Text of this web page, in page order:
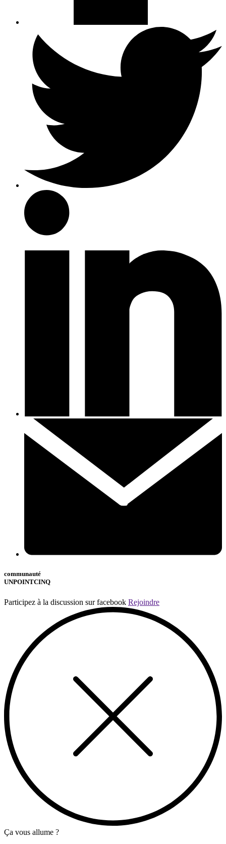
communauté
UNPOINTCINQ
Participez à la discussion sur facebook Rejoindre
Ça vous allume ?